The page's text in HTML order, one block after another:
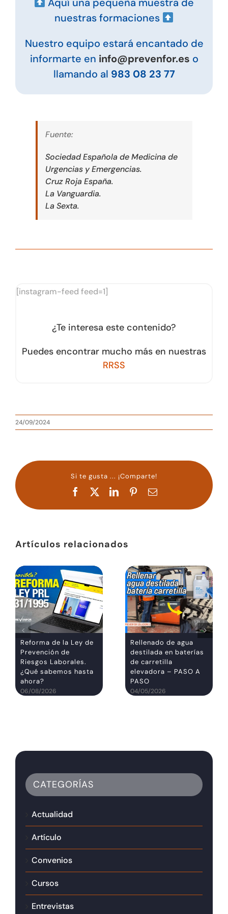
nuestras formaciones
Nuestro equipo estará encantado de
informarte en info@prevenfor.es o
llamando al 983 08 23 77
Fuente:
Sociedad Española de Medicina de
Urgencias y Emergencias.
Cruz Roja España.
La Vanguardia.
La Sexta.
[instagram-feed feed=1]
¿Te interesa este contenido?
Puedes encontrar mucho más en nuestras
RRSS
24/09/2024
Si te gusta ... ¡Comparte!
Facebook LinkedInPinterestCorreo
Artículos relacionados
Reforma de la Ley de
Prevención de
Riesgos Laborales.
¿Qué sabemos hasta
ahora?
06/08/2026
Rellenado de agua
destilada en baterías
de carretilla
elevadora – PASO A
PASO
04/05/2026
CATEGORÍAS
Actualidad
Artículo
Convenios
Cursos
Entrevistas